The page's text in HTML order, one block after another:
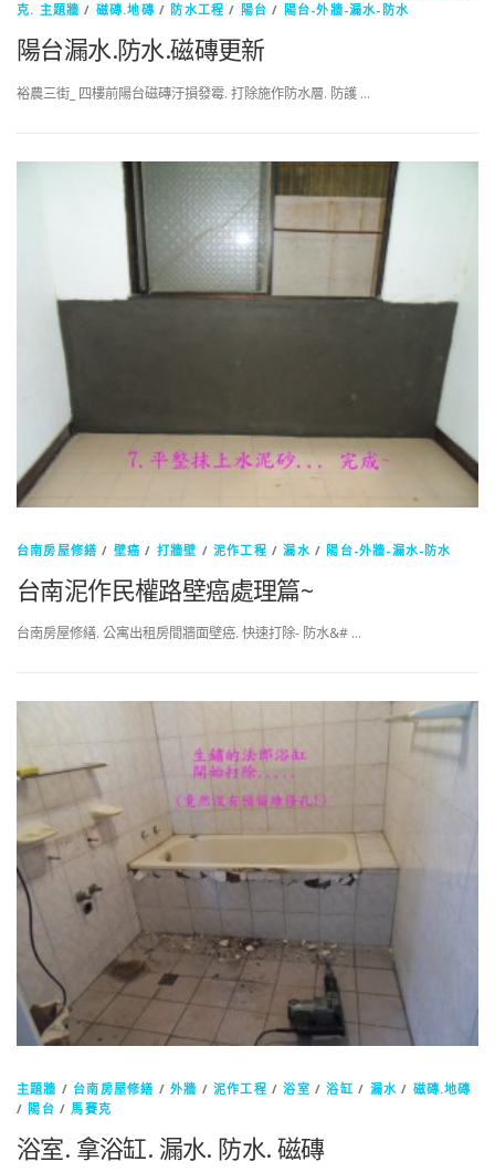
克. 主題牆 / 磁磚.地磚 / 防水工程 / 陽台 / 陽台-外牆-漏水-防水
陽台漏水.防水.磁磚更新
裕農三街_ 四樓前陽台磁磚汙損發霉. 打除施作防水層. 防護 …
台南房屋修繕 / 壁癌 / 打牆壁 /泥作工程 /漏水 / 陽台-外牆-漏水-防水
台南泥作民權路壁癌處理篇~
台南房屋修繕. 公寓出租房間牆面壁癌. 快速打除- 防水&# …
主題牆 / 台南房屋修繕 /外牆 /泥作工程 /浴室 /浴缸 / 漏水 / 磁磚.地磚
/ 陽台 /馬賽克
浴室. 拿浴缸. 漏水. 防水. 磁磚